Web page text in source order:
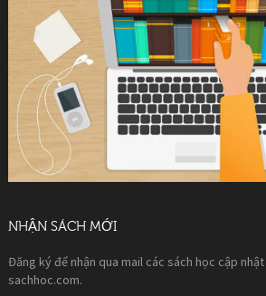
NHẬN SÁCH MỚI
Đăng ký để nhận qua mail các sách học cập
sachhoc.com.